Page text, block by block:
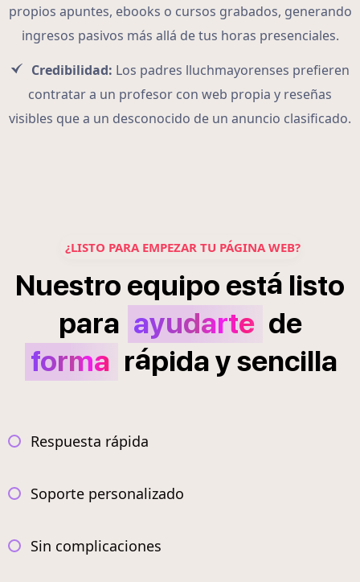
propios apuntes, ebooks o cursos grabados, generando
ingresos pasivos más allá de tus horas presenciales.
Credibilidad: Los padres lluchmayorenses prefieren
contratar a un profesor con web propia y reseñas
visibles que a un desconocido de un anuncio clasificado.
¿LISTO PARA EMPEZAR TU PÁGINA WEB?
Nuestro equipo está listo
para ayudarte de
forma rápidaysencilla
Respuesta rápida
Soporte personalizado
Sin complicaciones